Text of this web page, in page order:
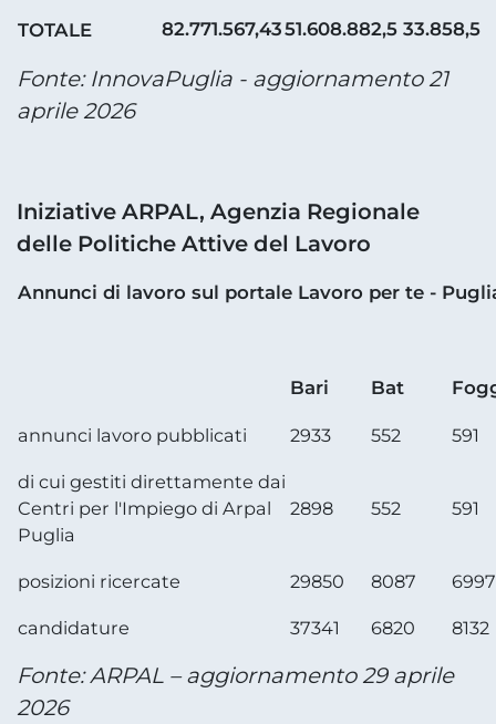
TOTALE 82.771.567,4351.608.882,5 33.858,5
Fonte: InnovaPuglia - aggiornamento 21
aprile 2026
Iniziative ARPAL, Agenzia Regionale
delle Politiche Attive del Lavoro
Annunci di lavoro sul portale Lavoro per te -
Bari Bat
annunci lavoro pubblicati 2933 552 591
di cui gestiti direttamente dai
Centri per l'Impiego di Arpal
Puglia
2898 552 591
posizioni ricercate 29850 8087 6997
candidature 37341 6820 8132
Fonte: ARPAL – aggiornamento 29 aprile
2026